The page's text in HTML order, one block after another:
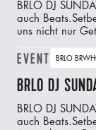
BRLO DJ
auch
uns nicht nur
EVENT BRLO
BRLO DJ
BRLO DJ
auch